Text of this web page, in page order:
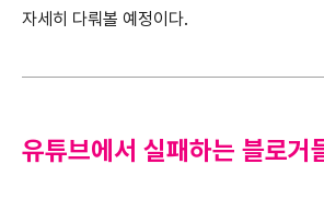
자세히 다뤄볼 예정이다.
유튜브에서 실패하는 블로거